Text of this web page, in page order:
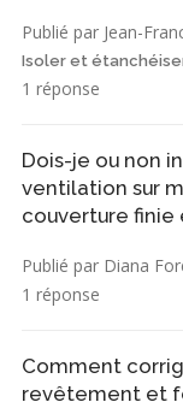
Publié par Jean-
Isoler et
1 réponse
Dois-je ou non
ventilation sur
couverture finie
Publié par Diana
1 réponse
Comment
revêtement et